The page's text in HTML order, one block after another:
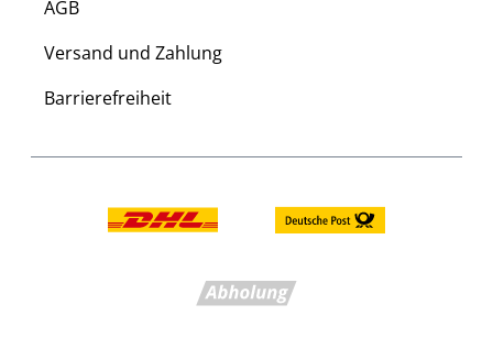
AGB
Versand und Zahlung
Barrierefreiheit